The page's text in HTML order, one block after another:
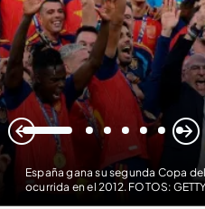
España gana su segunda Copa
ocurrida en el 2012. FOTOS: GETTY
1 2 3 4 5 6 7